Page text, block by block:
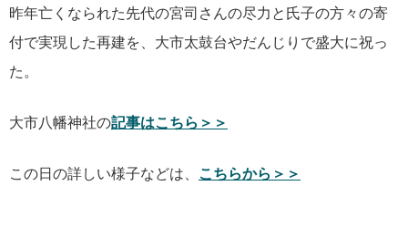
昨年亡くなられた先代の宮司さんの尽力と氏子の方々の寄
付で実現した再建を、大市太鼓台やだんじりで盛大に祝っ
た。
大市八幡神社の記事はこちら＞＞
この日の詳しい様子などは、 こちらから＞＞